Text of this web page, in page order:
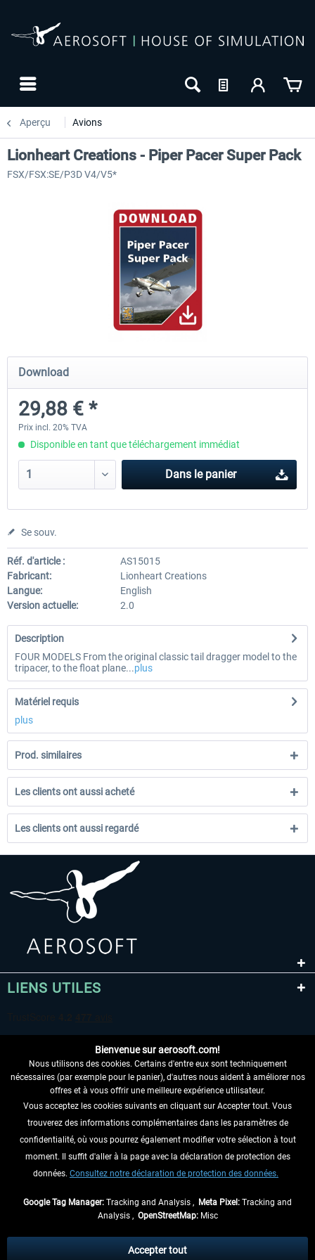
Aperçu Avions
Airbus Bundle
52,77 € *
Lionheart Creations - Piper Pacer Super Pack
FSX/FSX:SE/P3D V4/V5*
Download
29,88 € *
Prix incl. 20% TVA
Disponible en tant que téléchargement immédiat
Dans le panier
Se souv.
Réf. d'article :
AS15015
Fabricant:
Lionheart Creations
Langue:
English
Version actuelle:
2.0
Description
FOUR MODELS From the original classic tail dragger model to the
tripacer, to the float plane...plus
Matériel requis
plus
Prod. similaires
Les clients ont aussi acheté
Les clients ont aussi regardé
LIENS UTILES
RENONCER AU CONTRAT ICI
INFORMATIONS
NE MANQUEZ PAS LES DERNIÈRES
échéant, frais de remboursement, si aucune description contraire.
Bienvenue sur aerosoft.com!
Nous utilisons des cookies. Certains d'entre eux sont techniquement
nécessaires (par exemple pour le panier), d'autres nous aident à améliorer nos
offres et à vous offrir une meilleure expérience utilisateur.
Vous acceptez les cookies suivants en cliquant sur Accepter tout. Vous
trouverez des informations complémentaires dans les paramètres de
confidentialité, où vous pourrez également modifier votre sélection à tout
moment. Il suffit d'aller à la page avec la déclaration de protection des
données. Consultez notre déclaration de protection des données.
Google Tag Manager: Tracking and Analysis , Meta Pixel: Tracking and
Analysis , OpenStreetMap:Misc
Accepter tout